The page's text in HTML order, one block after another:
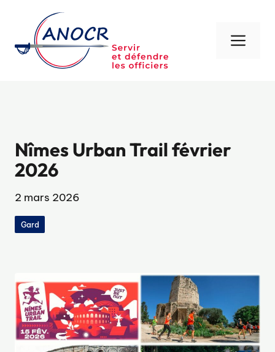
contenu
Nîmes Urban Trail février
2026
2 mars 2026
Gard